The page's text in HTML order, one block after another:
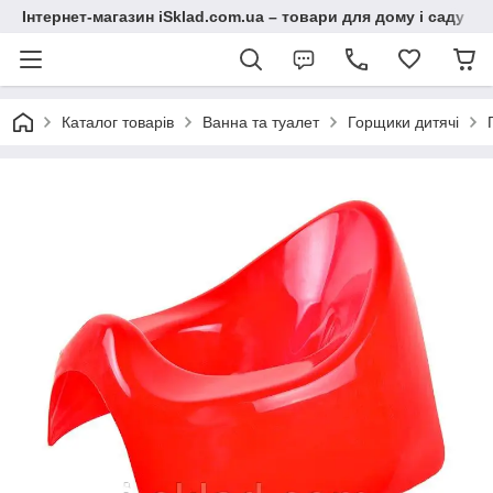
Інтернет-магазин iSklad.com.ua – товари для дому і саду
Каталог товарів Ванна та туалет Горщики дитячі